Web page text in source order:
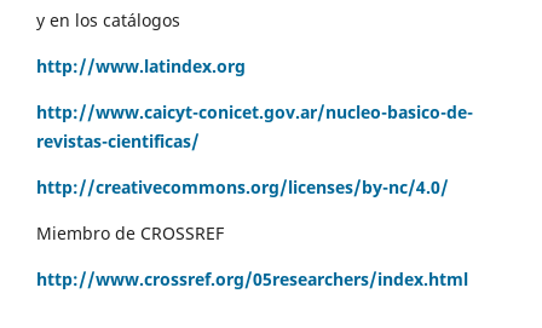
y en los catálogos
http://www.latindex.org
http://www.caicyt-conicet.gov.ar/nucleo-basico-de-
revistas-cientificas/
http://creativecommons.org/licenses/by-nc/4.0/
Miembro de CROSSREF
http://www.crossref.org/05researchers/index.html